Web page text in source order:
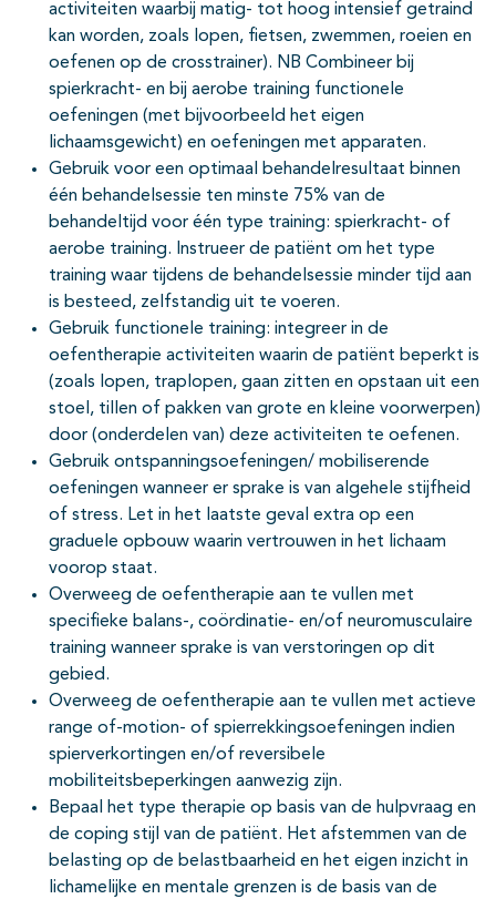
activiteiten waarbij matig- tot hoog intensief getraind
kan worden, zoals lopen, fietsen, zwemmen, roeien en
oefenen op de crosstrainer). NB Combineer bij
spierkracht- en bij aerobe training functionele
oefeningen (met bijvoorbeeld het eigen
lichaamsgewicht) en oefeningen met apparaten.
Gebruik voor een optimaal behandelresultaat binnen
één behandelsessie ten minste 75% van de
behandeltijd voor één type training: spierkracht- of
aerobe training. Instrueer de patiënt om het type
training waar tijdens de behandelsessie minder tijd aan
is besteed, zelfstandig uit te voeren.
Gebruik functionele training: integreer in de
oefentherapie activiteiten waarin de patiënt beperkt is
(zoals lopen, traplopen, gaan zitten en opstaan uit een
stoel, tillen of pakken van grote en kleine voorwerpen)
door (onderdelen van) deze activiteiten te oefenen.
Gebruik ontspanningsoefeningen/ mobiliserende
oefeningen wanneer er sprake is van algehele stijfheid
of stress. Let in het laatste geval extra op een
graduele opbouw waarin vertrouwen in het lichaam
voorop staat.
Overweeg de oefentherapie aan te vullen met
specifieke balans-, coördinatie- en/of neuromusculaire
training wanneer sprake is van verstoringen op dit
gebied.
Overweeg de oefentherapie aan te vullen met actieve
range of-motion- of spierrekkingsoefeningen indien
spierverkortingen en/of reversibele
mobiliteitsbeperkingen aanwezig zijn.
Bepaal het type therapie op basis van de hulpvraag en
de coping stijl van de patiënt. Het afstemmen van de
belasting op de belastbaarheid en het eigen inzicht in
lichamelijke en mentale grenzen is de basis van de